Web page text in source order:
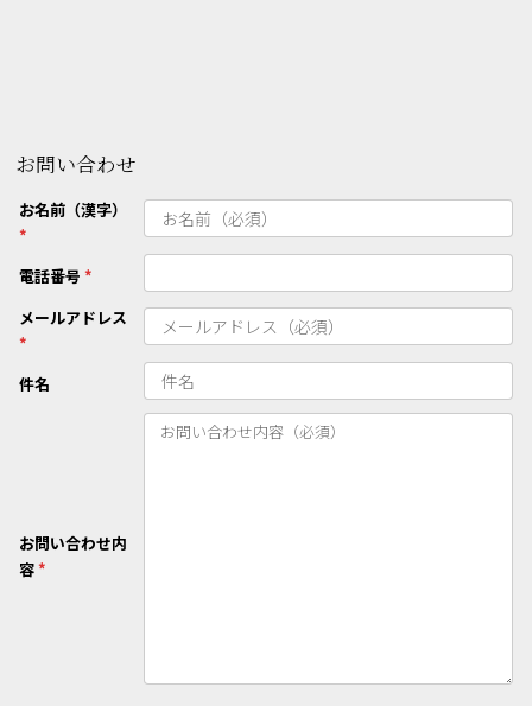
お問い合わせ
お名前（漢字）
*
電話番号*
メールアドレス
*
件名
お問い合わせ内
容*